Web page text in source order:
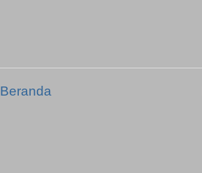
Beranda